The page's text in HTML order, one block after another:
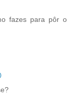
fazes para pôr o